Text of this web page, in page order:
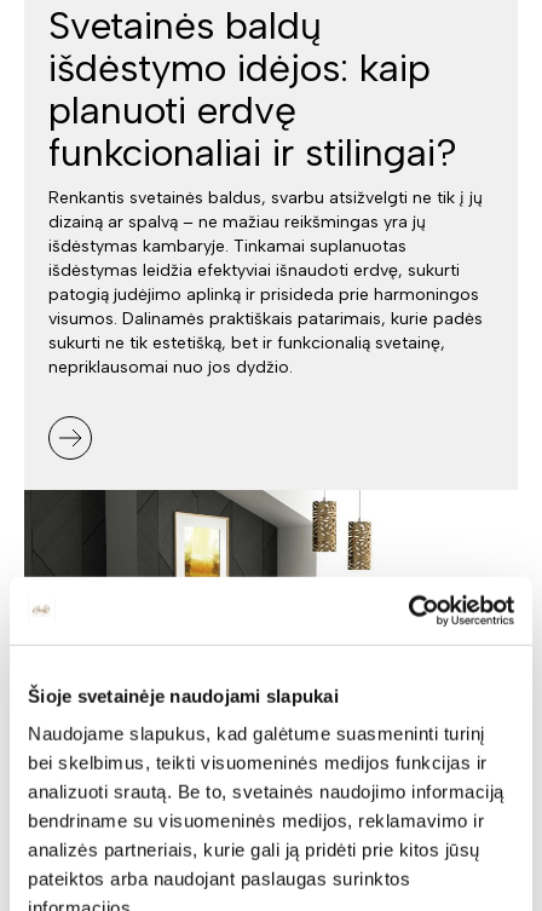
Šioje svetainėje naudojami slapukai
Naudojame slapukus, kad galėtume suasmeninti turinį
bei skelbimus, teikti visuomeninės medijos funkcijas ir
analizuoti srautą. Be to, svetainės naudojimo informaciją
bendriname su visuomeninės medijos, reklamavimo ir
analizės partneriais, kurie gali ją pridėti prie kitos jūsų
pateiktos arba naudojant paslaugas surinktos
Svetainės baldų
išdėstymo idėjos: kaip
planuoti erdvę
funkcionaliai ir stilingai?
Renkantis svetainės baldus, svarbu atsižvelgti ne tik į jų
dizainą ar spalvą – ne mažiau reikšmingas yra jų
išdėstymas kambaryje. Tinkamai suplanuotas
išdėstymas leidžia efektyviai išnaudoti erdvę, sukurti
patogią judėjimo aplinką ir prisideda prie harmoningos
visumos. Dalinamės praktiškais patarimais, kurie padės
sukurti ne tik estetišką, bet ir funkcionalią svetainę,
nepriklausomai nuo jos dydžio.
Minkšti baldai -
jaukumas ir stilius jūsų
namuose